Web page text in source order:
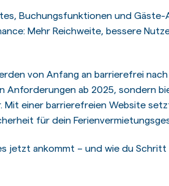
Buchungsfunktionen und
Mehr Reichweite, bessere
von Anfang an barrierefrei
ab 2025, sondern
Mit einer barrierefreien Website
für dein
jetzt ankommt – und wie du